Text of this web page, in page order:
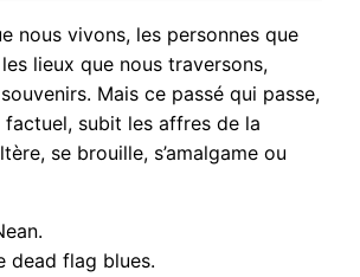
nous vivons, les personnes que
lieux que nous traversons,
Mais ce passé qui passe,
subit les affres de la
se brouille, s’amalgame ou
dead flag blues.